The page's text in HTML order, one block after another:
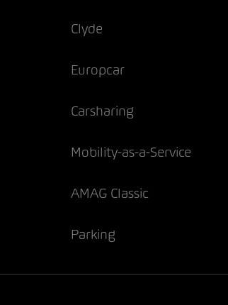
Clyde
Europcar
Carsharing
Mobility-as-a-Service
AMAG Classic
Parking